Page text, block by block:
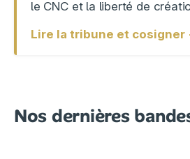
le CNC et la liberté de
Lire la tribune et cosigner
Nos dernières